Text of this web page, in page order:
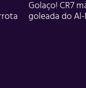
Golaço! CR7
goleada do Al-